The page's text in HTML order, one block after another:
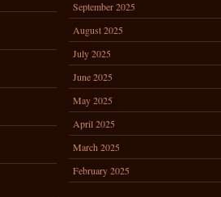
September 2025
August 2025
July 2025
June 2025
May 2025
April 2025
March 2025
February 2025